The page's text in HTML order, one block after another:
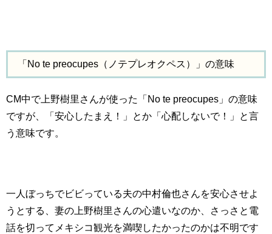
「No te preocupes（ノテプレオクペス）」の意味
CM中で上野樹里さんが使った「No te preocupes」の意味
ですが、「安心したまえ！」とか「心配しないで！」と言
う意味です。
一人ぼっちでビビっている夫の中村倫也さんを安心させよ
うとする、妻の上野樹里さんの心遣いなのか、さっさと電
話を切ってメキシコ観光を満喫したかったのかは不明です